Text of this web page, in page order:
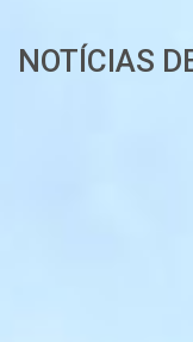
NOTÍCIAS